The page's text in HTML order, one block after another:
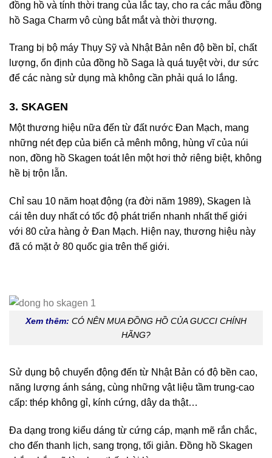
đồng hồ và tính thời trang của lắc tay, cho ra các mẫu đồng
hồ Saga Charm vô cùng bắt mắt và thời thượng.
Trang bị bộ máy Thụy Sỹ và Nhật Bản nên độ bền bỉ, chất
lượng, ổn định của đồng hồ Saga là quá tuyệt vời, dư sức
để các nàng sử dụng mà không cần phải quá lo lắng.
3. SKAGEN
Một thương hiệu nữa đến từ đất nước Đan Mạch, mang
những nét đẹp của biển cả mênh mông, hùng vĩ của núi
non, đồng hồ Skagen toát lên một hơi thở riêng biệt, không
hề bị trộn lẫn.
Chỉ sau 10 năm hoạt động (ra đời năm 1989), Skagen là
cái tên duy nhất có tốc độ phát triển nhanh nhất thế giới
với 80 cửa hàng ở Đan Mạch. Hiện nay, thương hiệu này
đã có mặt ở 80 quốc gia trên thế giới.
Xem thêm: CÓ NÊN MUA ĐỒNG HỒ CỦA GUCCI CHÍNH
HÃNG?
Sử dụng bộ chuyển động đến từ Nhật Bản có độ bền cao,
năng lượng ánh sáng, cùng những vật liệu tầm trung-cao
cấp: thép không gỉ, kính cứng, dây da thật…
Đa dạng trong kiểu dáng từ cứng cáp, mạnh mẽ rắn chắc,
cho đến thanh lịch, sang trọng, tối giản. Đồng hồ Skagen